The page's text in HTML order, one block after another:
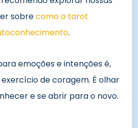
sobrecomo o tarot
.
emoções e intenções é,
de coragem. É olhar
e se abrir para o novo.